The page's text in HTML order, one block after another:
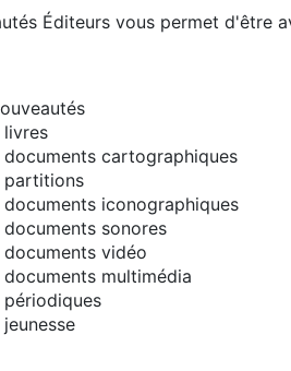
Éditeurs vous permet d'être
livres
documents cartographiques
partitions
documents iconographiques
sonores
documents vidéo
multimédia
périodiques